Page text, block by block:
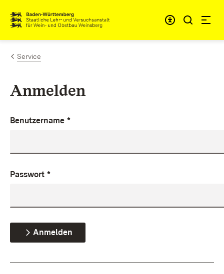
Zum Inhalt springen
Link zur Startseite
Service
Anmelden
Benutzername *
Passwort *
Anmelden